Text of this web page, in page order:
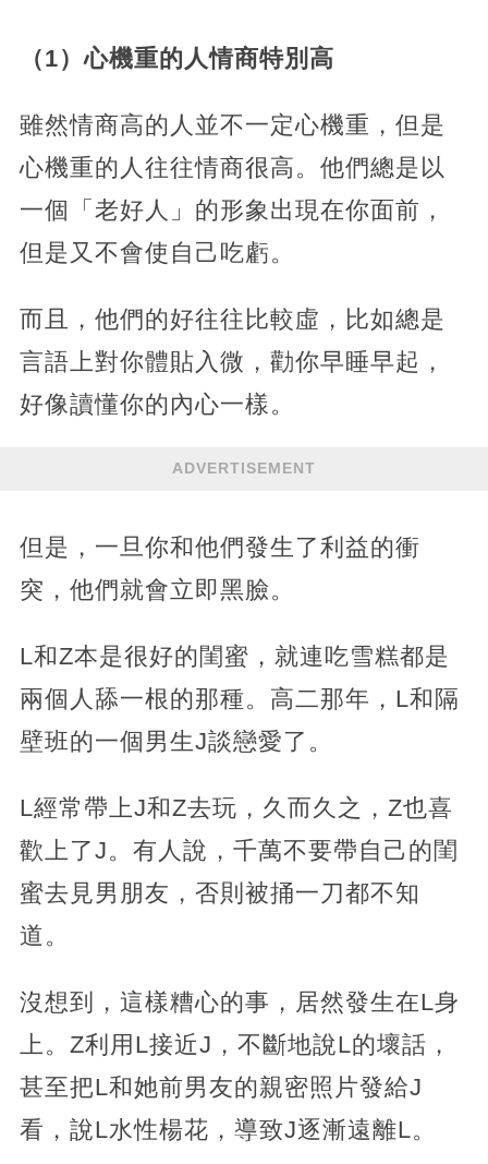
（1）心機重的人情商特別高
雖然情商高的人並不一定心機重，但是
心機重的人往往情商很高。他們總是以
一個「老好人」的形象出現在你面前，
但是又不會使自己吃虧。
而且，他們的好往往比較虛，比如總是
言語上對你體貼入微，勸你早睡早起，
好像讀懂你的內心一樣。
ADVERTISEMENT
但是，一旦你和他們發生了利益的衝
突，他們就會立即黑臉。
L和Z本是很好的閨蜜，就連吃雪糕都是
兩個人舔一根的那種。高二那年，L和隔
壁班的一個男生J談戀愛了。
L經常帶上J和Z去玩，久而久之，Z也喜
歡上了J。有人說，千萬不要帶自己的閨
蜜去見男朋友，否則被捅一刀都不知
道。
沒想到，這樣糟心的事，居然發生在L身
上。Z利用L接近J，不斷地說L的壞話，
甚至把L和她前男友的親密照片發給J
看，說L水性楊花，導致J逐漸遠離L。